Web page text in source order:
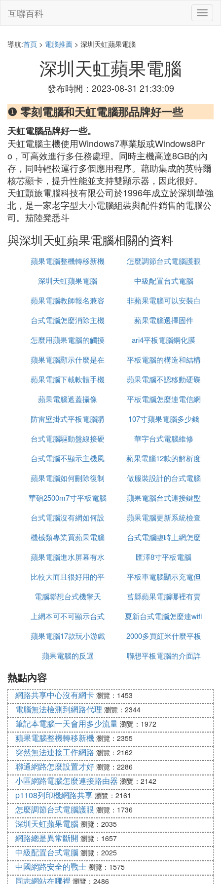
切
換
互聯百科
導航:首頁 > 電腦推薦 > 深圳天虹蘋果電腦
深圳天虹蘋果電腦
發布時間：2023-08-31 21:33:09
❶ 零刻電腦和天虹電腦那品牌好一些
天虹電腦品牌好一些。
天虹電腦主機使用Windows7專業版或Windows8Pr
o，可高效進行多任務處理。同時主機高達8GB的內
存，同時輕松運行多個應用程序。藉助集成的英特爾
核芯顯卡，提升性能並支持雙顯示器，因此很好。
天虹顫旅電腦科技有限公司於1996年成立於深圳華強
北，是一家老字型大小電腦組裝與配件銷售的電腦公
司。茄陸凳悉斗
與深圳天虹蘋果電腦相關的資料
蘋果電腦整機轉移新機
怎麼調節台式電腦護眼
深圳天虹蘋果電腦
中級配置台式電腦
蘋果電腦教師報名兼容
性
非蘋果電腦可以安裝白
蘋果系統么
台式電腦怎麼消除主機
消聲
蘋果電腦選擇固件
怎麼用蘋果電腦的觸摸
板點擊選擇
ari4平板電腦鋼化膜
蘋果電腦顯示什麼是在
充電
平板電腦的構造和結構
蘋果電腦下載軟體手機
也下載
蘋果電腦不認移動硬碟
的解決方法
蘋果電腦遮蓋攝像
平板電腦怎麼連電信網
路
防雷壁掛式平板電腦購
買
107寸蘋果電腦多少錢
台式電腦驅動盤線接硬
碟可以嗎
華宇台式電腦維修
台式電腦不顯示主機風
扇嗡嗡響
蘋果電腦12款的解析度
蘋果電腦如何刪除復制
副本
做服裝設計的台式電腦
華碩2500m7寸平板電腦
蘋果電腦台式連接鍵盤
台式電腦沒有網如何設
置
蘋果電腦更新系統檢查
軟體更新時出錯
機械類專業買蘋果電腦
台式電腦臨時上網怎麼
解決
蘋果電腦進水屏幕有水
印保修
匯澤8寸平板電腦
比較大而且很好用的平
板電腦
平板車電腦顯示充電但
充不進去
電腦聯想台式機擎天
莒縣蘋果電腦哪裡有賣
的
上網本可不可顯示台式
機電腦內容
夏新台式電腦怎麼連wifi
蘋果電腦17款玩小游戲
可以嗎
2000多買紅米什麼平板
電腦
蘋果電腦的反選
聯想平板電腦的介面詳
熱點內容
網路共享中心沒有網卡 瀏覽：1453
電腦無法檢測到網路代理 瀏覽：2344
筆記本電腦一天會用多少流量 瀏覽：1972
蘋果電腦整機轉移新機 瀏覽：2355
突然無法連接工作網路 瀏覽：2162
聯通網路怎麼設置才好 瀏覽：2286
小區網路電腦怎麼連接路由器 瀏覽：2142
p1108列印機網路共享 瀏覽：2161
怎麼調節台式電腦護眼 瀏覽：1736
深圳天虹蘋果電腦 瀏覽：2035
網路總是異常斷開 瀏覽：1657
中級配置台式電腦 瀏覽：2025
中國網路安全的戰士 瀏覽：1575
同志網站在哪裡 瀏覽：2486